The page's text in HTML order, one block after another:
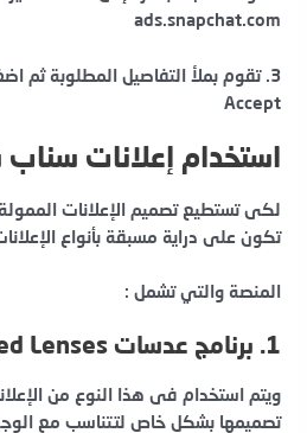
ads.snapchat.com
Accept
استخدام إعلانات
تكون على دراية مسبقة بأنواع
المنصة والتي تشمل :
1. برنامج عدسات Sponsored Lenses
ويتم استخدام فى هذا النوع من
تصميمها بشكل خاص لتتناسب مع